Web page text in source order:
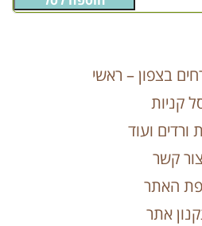
בצפון – ראשי
קניות
ורדים ועוד
צור קשר
האתר
אתר